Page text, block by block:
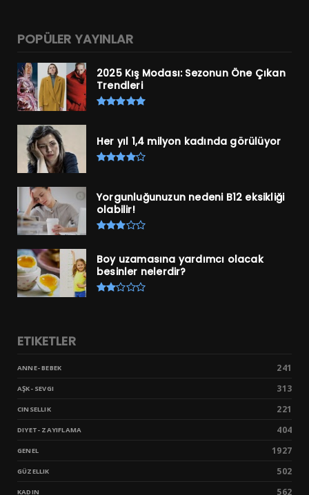
POPÜLER YAYINLAR
2025 Kış Modası: Sezonun Öne Çıkan
Trendleri
Her yıl 1,4 milyon kadında görülüyor
Yorgunluğunuzun nedeni B12 eksikliği
olabilir!
Boy uzamasına yardımcı olacak
besinler nelerdir?
ETIKETLER
ANNE- BEBEK 241
AŞK- SEVGI 313
CINSELLIK 221
DIYET- ZAYIFLAMA 404
GENEL 1927
GÜZELLIK 502
KADIN 562